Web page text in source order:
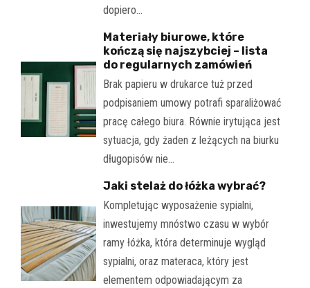
dopiero…
Materiały biurowe, które
kończą się najszybciej – lista
do regularnych zamówień
Brak papieru w drukarce tuż przed
podpisaniem umowy potrafi sparaliżować
pracę całego biura. Równie irytująca jest
sytuacja, gdy żaden z leżących na biurku
długopisów nie…
Jaki stelaż do łóżka wybrać?
Kompletując wyposażenie sypialni,
inwestujemy mnóstwo czasu w wybór
ramy łóżka, która determinuje wygląd
sypialni, oraz materaca, który jest
elementem odpowiadającym za